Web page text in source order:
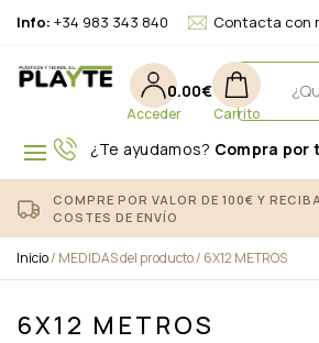
Info: +34 983 343 840 Contacta con
0.00€
¿Te ayudamos? Compra por
COMPRE POR VALOR DE 100€ Y
COSTES DE ENVÍO
Inicio/ MEDIDAS del producto / 6X12 METROS
6X12 METROS